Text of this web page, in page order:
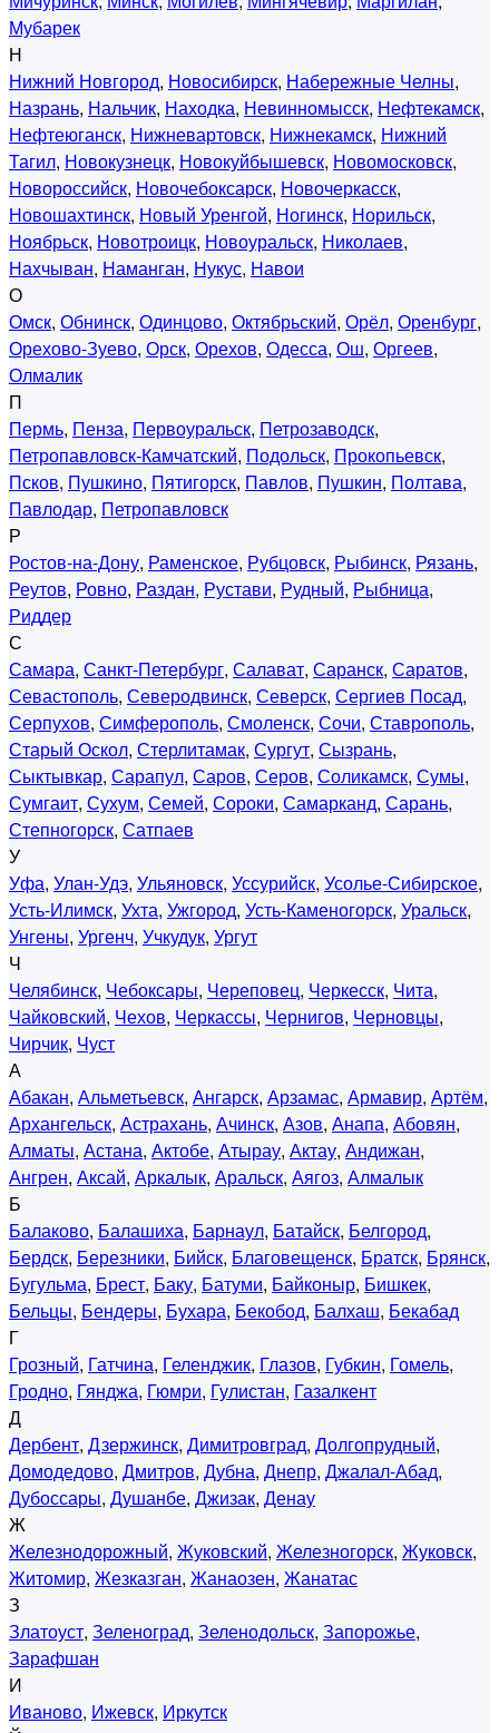
Мубарек
Н
Нижний Новгород, Новосибирск, Набережные Челны,
Назрань, Нальчик, Находка, Невинномысск, Нефтекамск,
Нефтеюганск, Нижневартовск, Нижнекамск, Нижний
Тагил, Новокузнецк, Новокуйбышевск, Новомосковск,
Новороссийск, Новочебоксарск, Новочеркасск,
Новошахтинск, Новый Уренгой, Ногинск, Норильск,
Ноябрьск, Новотроицк, Новоуральск, Николаев,
Нахчыван, Наманган, Нукус, Навои
О
Омск, Обнинск, Одинцово, Октябрьский, Орёл, Оренбург,
Орехово-Зуево, Орск, Орехов, Одесса, Ош, Оргеев,
Олмалик
П
Пермь, Пенза, Первоуральск, Петрозаводск,
Петропавловск-Камчатский, Подольск, Прокопьевск,
Псков, Пушкино, Пятигорск, Павлов, Пушкин, Полтава,
Павлодар, Петропавловск
Р
Ростов-на-Дону, Раменское, Рубцовск, Рыбинск, Рязань,
Реутов, Ровно, Раздан, Рустави, Рудный, Рыбница,
Риддер
С
Самара, Санкт-Петербург, Салават, Саранск, Саратов,
Севастополь, Северодвинск, Северск, Сергиев Посад,
Серпухов, Симферополь, Смоленск, Сочи, Ставрополь,
Старый Оскол, Стерлитамак, Сургут, Сызрань,
Сыктывкар, Сарапул, Саров, Серов, Соликамск, Сумы,
Сумгаит, Сухум, Семей, Сороки, Самарканд, Сарань,
Степногорск, Сатпаев
У
Уфа, Улан-Удэ, Ульяновск, Уссурийск, Усолье-Сибирское,
Усть-Илимск, Ухта, Ужгород, Усть-Каменогорск, Уральск,
Унгены, Ургенч, Учкудук, Ургут
Ч
Челябинск, Чебоксары, Череповец, Черкесск, Чита,
Чайковский, Чехов, Черкассы, Чернигов, Черновцы,
Чирчик, Чуст
А
Абакан, Альметьевск, Ангарск, Арзамас, Армавир, Артём,
Архангельск, Астрахань, Ачинск, Азов, Анапа, Абовян,
Алматы, Астана, Актобе, Атырау, Актау, Андижан,
Ангрен, Аксай, Аркалык, Аральск, Аягоз, Алмалык
Б
Балаково, Балашиха, Барнаул, Батайск, Белгород,
Бердск, Березники, Бийск, Благовещенск, Братск, Брянск,
Бугульма, Брест, Баку, Батуми, Байконыр, Бишкек,
Бельцы, Бендеры, Бухара, Бекобод, Балхаш, Бекабад
Г
Грозный, Гатчина, Геленджик, Глазов, Губкин, Гомель,
Гродно, Гянджа, Гюмри, Гулистан, Газалкент
Д
Дербент, Дзержинск, Димитровград, Долгопрудный,
Домодедово, Дмитров, Дубна, Днепр, Джалал-Абад,
Дубоссары, Душанбе, Джизак, Денау
Ж
Железнодорожный, Жуковский, Железногорск, Жуковск,
Житомир, Жезказган, Жанаозен, Жанатас
З
Златоуст, Зеленоград, Зеленодольск, Запорожье,
Зарафшан
И
Иваново, Ижевск, Иркутск